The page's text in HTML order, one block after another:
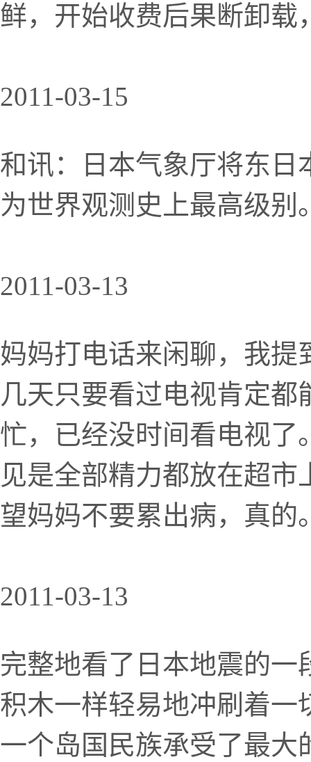
鲜，开始收费后果断卸载
2011-03-15
和讯：日本气象厅将东日
为世界观测史上最高级别
2011-03-13
妈妈打电话来闲聊，我
几天只要看过电视肯定
忙，已经没时间看电视了
见是全部精力都放在超
望妈妈不要累出病，真的
2011-03-13
完整地看了日本地震的
积木一样轻易地冲刷着一
一个岛国民族承受了最大